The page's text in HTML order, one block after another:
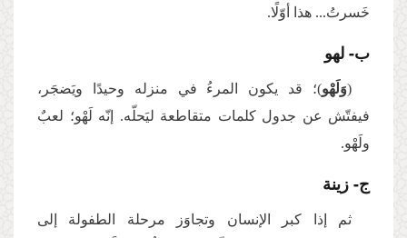
خَسرتُ... هذا أوّلًا.
ب- لهو
(وَلَهْو)؛ قد يكون المرءُ في منزله وحيدًا ويَضجَر،
فيفتّش عن جدول كلمات متقاطعة ليَحلّه. إنّه لَهْو؛ لعبٌ
ولَهْو.
ج- زينة
ثم إذا كبر الإنسان وتجاوَز مرحلة الطفولة إلى